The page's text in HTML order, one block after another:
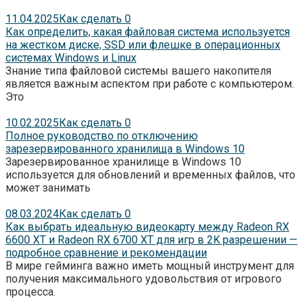
11.04.2025Как сделать 0
Как определить, какая файловая система используется
на жестком диске, SSD или флешке в операционных
системах Windows и Linux
Знание типа файловой системы вашего накопителя
является важным аспектом при работе с компьютером.
Это
10.02.2025Как сделать 0
Полное руководство по отключению
зарезервированного хранилища в Windows 10
Зарезервированное хранилище в Windows 10
используется для обновлений и временных файлов, что
может занимать
08.03.2024Как сделать 0
Как выбрать идеальную видеокарту между Radeon RX
6600 XT и Radeon RX 6700 XT для игр в 2K разрешении —
подробное сравнение и рекомендации
В мире гейминга важно иметь мощный инструмент для
получения максимального удовольствия от игрового
процесса.